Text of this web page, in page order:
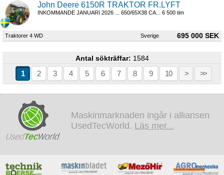
Maskinmarknaden ingår i alliansen
UsedTecWorld. Läs mer...
John Deere 6150R TRAKTOR FR.LYFT
INKOMMANDE JANUARI 2026 ... 650/65X38 CA... 6 500 tim
Traktorer 4 WD Sverige 695 000 SEK
Antal sökträffar: 1584
1 2 3 4 5 6 7 8 9 10 > >>